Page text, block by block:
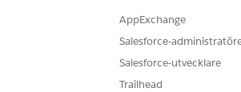
KRÄVS
AppExchange
Salesforce-
Salesforce-utvecklare
Trailhead